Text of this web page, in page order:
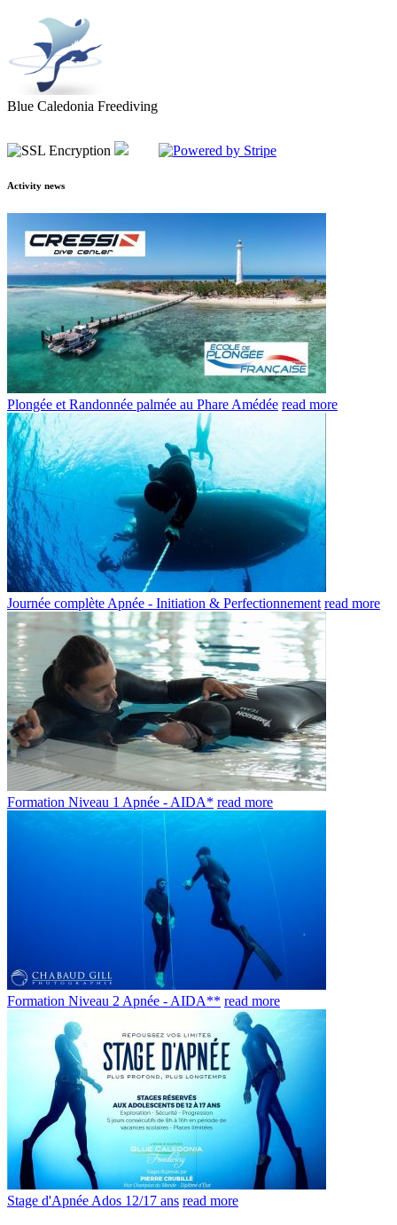
Blue Caledonia Freediving
Activity news
Plongée et Randonnée palmée au Phare Amédée read more
Journée complète Apnée - Initiation & Perfectionnement read more
Formation Niveau 1 Apnée - AIDA* read more
Formation Niveau 2 Apnée - AIDA** read more
Stage d'Apnée Ados 12/17 ans read more